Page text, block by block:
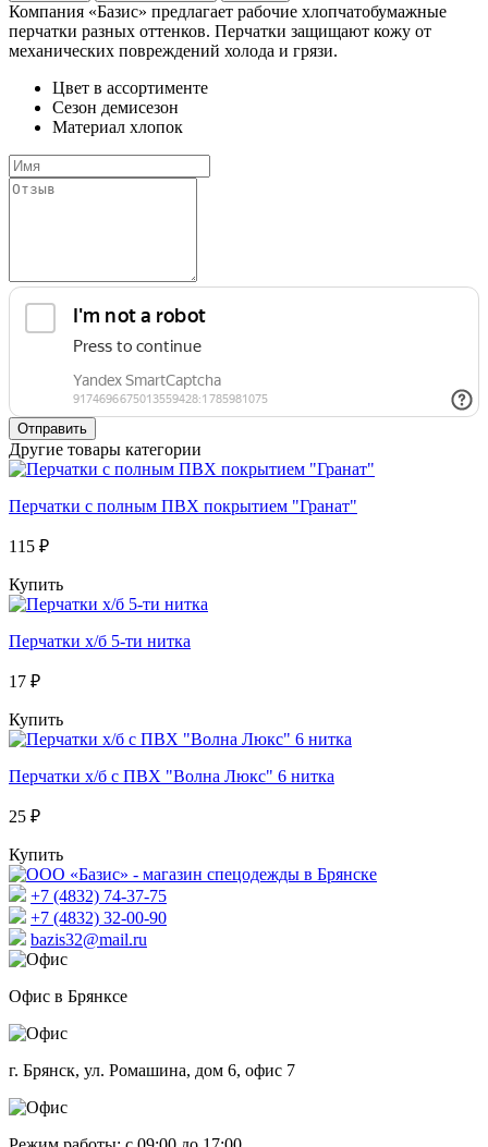
Компания «Базис» предлагает рабочие хлопчатобумажные
перчатки разных оттенков. Перчатки защищают кожу от
механических повреждений холода и грязи.
Цвет в ассортименте
Сезон демисезон
Материал хлопок
Отправить
Другие товары категории
Перчатки с полным ПВХ покрытием "Гранат"
115 ₽
Купить
Перчатки х/б 5-ти нитка
17 ₽
Купить
Перчатки х/б с ПВХ "Волна Люкс" 6 нитка
25 ₽
Купить
+7 (4832) 74-37-75
+7 (4832) 32-00-90
bazis32@mail.ru
Офис в Брянксе
г. Брянск, ул. Ромашина, дом 6, офис 7